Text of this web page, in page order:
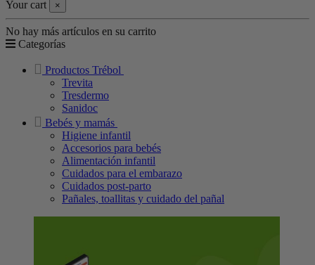
Your cart
×
No hay más artículos en su carrito
Categorías
Productos Trébol
Trevita
Tresdermo
Sanidoc
Bebés y mamás
Higiene infantil
Accesorios para bebés
Alimentación infantil
Cuidados para el embarazo
Cuidados post-parto
Pañales, toallitas y cuidado del pañal